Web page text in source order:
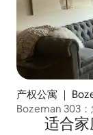
产权公寓 ｜
Bozeman 303：
适合